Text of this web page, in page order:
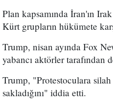
Plan kapsamında İran'ın
Kürt grupların hükümete
Trump, nisan ayında Fox
yabancı aktörler
Trump, "Protestoculara
sakladığını" iddia etti.